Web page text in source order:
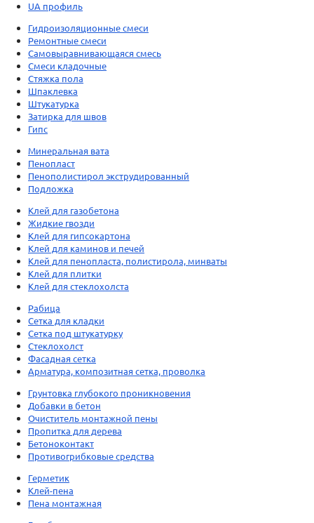
UA профиль
Гидроизоляционные смеси
Ремонтные смеси
Самовыравнивающаяся смесь
Смеси кладочные
Стяжка пола
Шпаклевка
Штукатурка
Затирка для швов
Гипс
Минеральная вата
Пенопласт
Пенополистирол экструдированный
Подложка
Клей для газобетона
Жидкие гвозди
Клей для гипсокартона
Клей для каминов и печей
Клей для пенопласта, полистирола, минваты
Клей для плитки
Клей для стеклохолста
Рабица
Сетка для кладки
Сетка под штукатурку
Стеклохолст
Фасадная сетка
Арматура, композитная сетка, проволка
Грунтовка глубокого проникновения
Добавки в бетон
Очиститель монтажной пены
Пропитка для дерева
Бетоноконтакт
Противогрибковые средства
Герметик
Клей-пена
Пена монтажная